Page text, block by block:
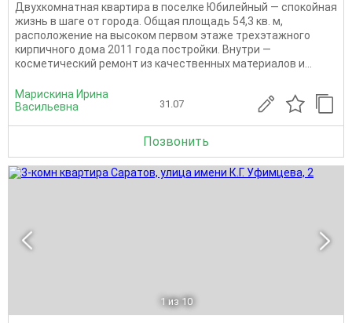
Двухкомнатная квартира в поселке Юбилейный — спокойная
жизнь в шаге от города. Общая площадь 54,3 кв. м,
расположение на высоком первом этаже трехэтажного
кирпичного дома 2011 года постройки. Внутри —
косметический ремонт из качественных материалов и...
Марискина Ирина
Васильевна
31.07
Позвонить
1 из 10